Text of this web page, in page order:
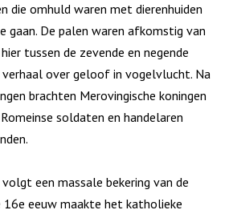
die omhuld waren met dierenhuiden
De palen waren afkomstig van
tussen de zevende en negende
verhaal over geloof in vogelvlucht. Na
brachten Merovingische koningen
soldaten en handelaren
een massale bekering van de
16e eeuw maakte het katholieke